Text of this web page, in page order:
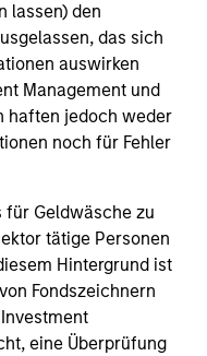
lassen) den
das sich
auswirken
Management und
haften jedoch weder
noch für Fehler
für Geldwäsche zu
tätige Personen
Hintergrund ist
Fondszeichnern
eine Überprüfung